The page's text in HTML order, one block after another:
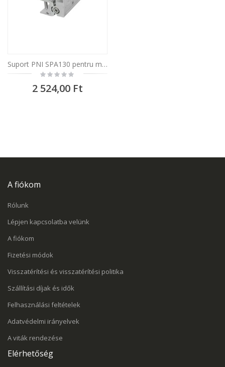
Suport PNI SPA130 pentru montaj antene pe lacrimar sau cant, 45 x 55 x 72 mm
Rating:
0%
2 524,00 Ft
A fiókom
Rólunk
Lépjen kapcsolatba velünk
A fiókom
Fizetési módok
Visszatérítési és visszatérítési politika
Szállítási díjak és idők
Felhasználási feltételek
Adatvédelmi irányelvek
A viták rendezése
Elérhetőség